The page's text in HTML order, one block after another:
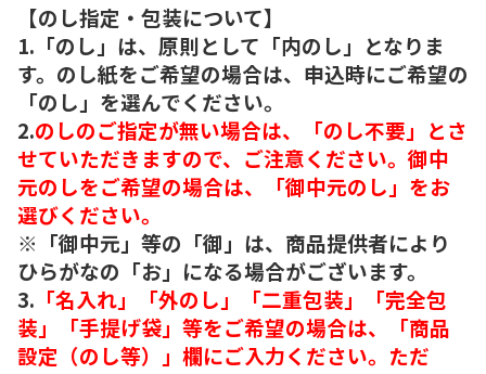
【のし指定・包装について】
1.「のし」は、原則として「内のし」となりま
す。のし紙をご希望の場合は、申込時にご希望の
「のし」を選んでください。
2.のしのご指定が無い場合は、「のし不要」とさ
せていただきますので、ご注意ください。御中
元のしをご希望の場合は、「御中元のし」をお
選びください。
※「御中元」等の「御」は、商品提供者により
ひらがなの「お」になる場合がございます。
3. 「名入れ」「外のし」「二重包装」「完全包
装」「手提げ袋」等をご希望の場合は、「商品
設定（のし等）」欄にご入力ください。ただ